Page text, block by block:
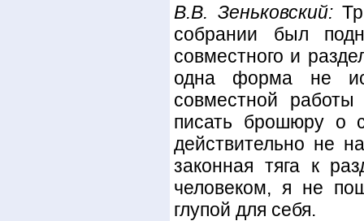
В.В. Зеньковский:
собрании был
совместного и
одна форма не
совместной
писать брошюру о
действительно не
законная тяга к
человеком, я не
глупой для себя.